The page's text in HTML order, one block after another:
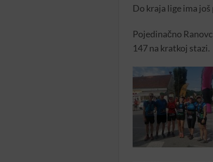
Do kraja lige ima
Pojedinačno
147 na kratkoj stazi.